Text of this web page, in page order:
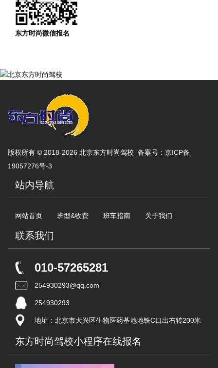
东方时尚微信报名
版权所有 © 2018-2026 北京东方时尚驾校 备案号： 京ICP备
19057276号-3
站内导航
网站首页 班型&收费 班车指南 关于我们
联系我们
010-57265281
254930293@qq.com
254930293
地址：北京市大兴区生物医药基地地铁C口出右转200米
东方时尚驾校小程序在线报名